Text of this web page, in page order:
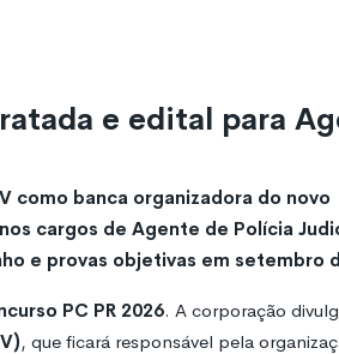
e edital para
como banca organizadora do novo
cargos de Agente de Polícia
e provas objetivas em setembro
PC PR 2026. A corporação
, que ficará responsável pela